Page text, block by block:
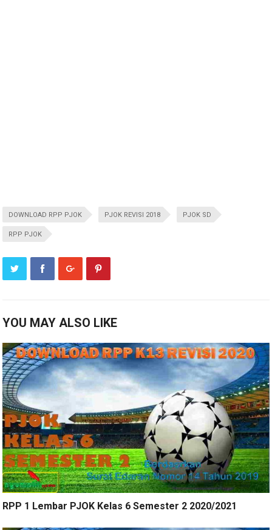
DOWNLOAD RPP PJOK PJOK REVISI 2018 PJOK SD
RPP PJOK
YOU MAY ALSO LIKE
RPP 1 Lembar PJOK Kelas 6 Semester 2 2020/2021